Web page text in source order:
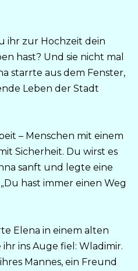
ihr zur Hochzeit dein
hast? Und sie nicht mal
starrte aus dem Fenster,
Leben der Stadt
– Menschen mit einem
Sicherheit. Du wirst es
sanft und legte eine
hast immer einen Weg
Elena in einem alten
ins Auge fiel: Wladimir.
Mannes, ein Freund